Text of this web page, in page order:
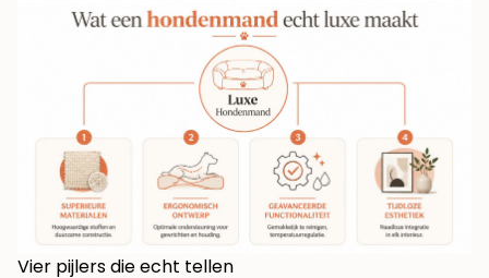
Vier pijlers die echt tellen